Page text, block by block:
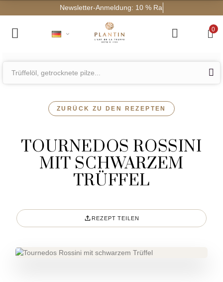
Newsletter
0
ZURÜCK ZU DEN REZEPTEN
TOURNEDOS ROSSINI
MIT SCHWARZEM
TRÜFFEL
REZEPT TEILEN